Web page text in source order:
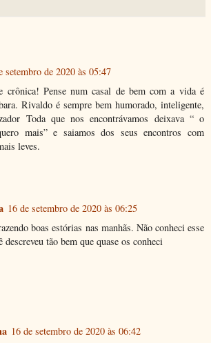
setembro de 2020 às 05:47
crônica! Pense num casal de bem com a vida é
Rivaldo é sempre bem humorado, inteligente,
Toda que nos encontrávamos deixava “ o
mais” e saiamos dos seus encontros com
leves.
16 de setembro de 2020 às 06:25
boas estórias nas manhãs. Não conheci esse
descreveu tão bem que quase os conheci
16 de setembro de 2020 às 06:42